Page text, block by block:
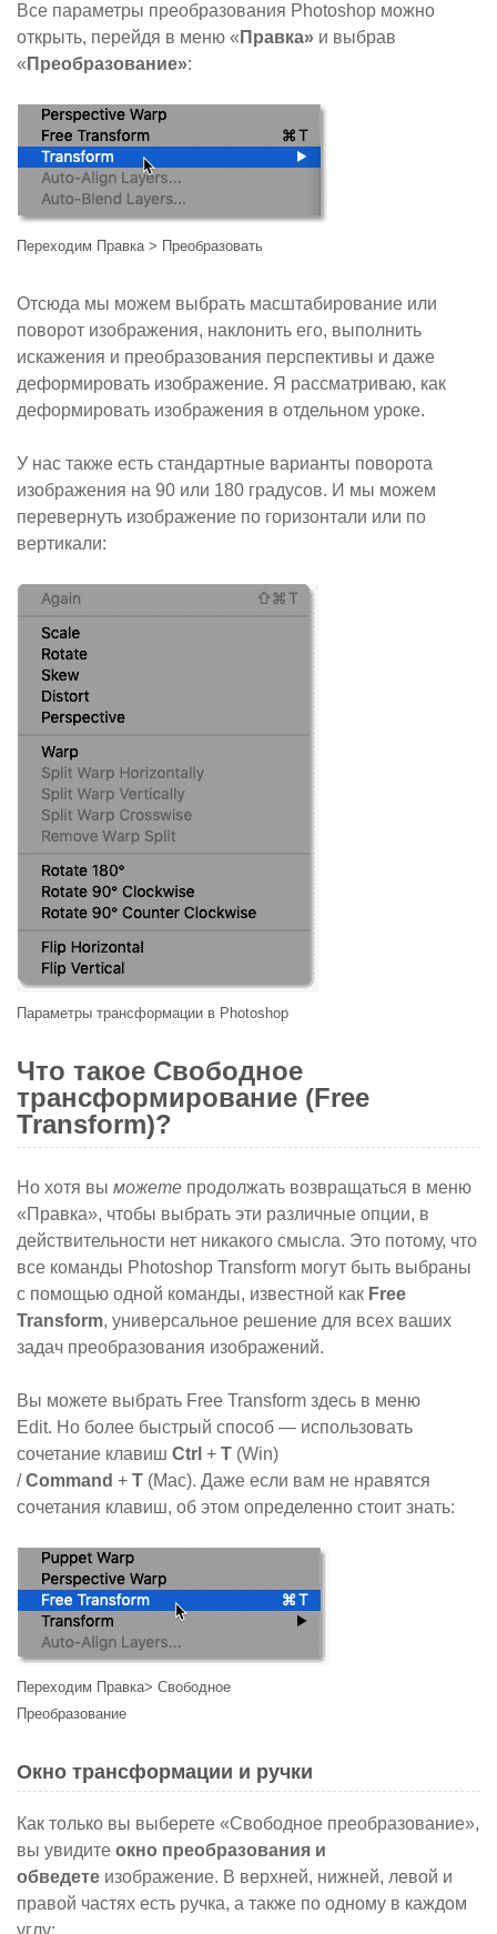
Все параметры преобразования Photoshop можно
открыть, перейдя в меню « Правка» и выбрав
« Преобразование»:
Переходим Правка > Преобразовать
Отсюда мы можем выбрать масштабирование или
поворот изображения, наклонить его, выполнить
искажения и преобразования перспективы и даже
деформировать изображение. Я рассматриваю, как
деформировать изображения в отдельном уроке.
У нас также есть стандартные варианты поворота
изображения на 90 или 180 градусов. И мы можем
перевернуть изображение по горизонтали или по
вертикали:
Параметры трансформации в Photoshop
Что такое Свободное
трансформирование (Free
Transform)?
Но хотя вы можете продолжать возвращаться в меню
«Правка», чтобы выбрать эти различные опции, в
действительности нет никакого смысла. Это потому, что
все команды Photoshop Transform могут быть выбраны
с помощью одной команды, известной как Free
Transform, универсальное решение для всех ваших
задач преобразования изображений.
Вы можете выбрать Free Transform здесь в меню
Edit. Но более быстрый способ — использовать
сочетание клавиш Ctrl + T (Win)
/Command + T (Mac). Даже если вам не нравятся
сочетания клавиш, об этом определенно стоит знать:
Переходим Правка> Свободное
Преобразование
Окно трансформации и ручки
Как только вы выберете «Свободное преобразование»,
вы увидите окно преобразования и
обведете изображение. В верхней, нижней, левой и
правой частях есть ручка, а также по одному в каждом